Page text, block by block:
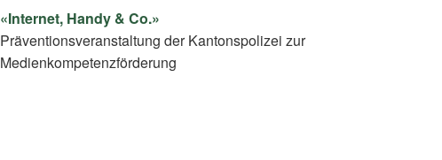
«Internet, Handy & Co.»
Präventionsveranstaltung der Kantonspolizei zur
Medienkompetenzförderung